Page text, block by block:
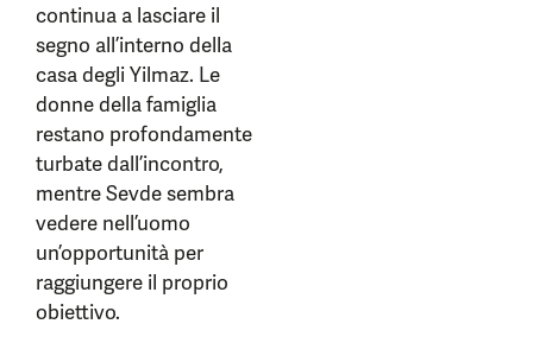
continua a lasciare il
segno all’interno della
casa degli Yilmaz. Le
donne della famiglia
restano profondamente
turbate dall’incontro,
mentre Sevde sembra
vedere nell’uomo
un’opportunità per
raggiungere il proprio
obiettivo.